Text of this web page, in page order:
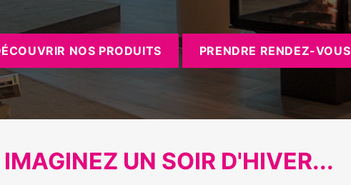
NOS PRODUITS PRENDRE RENDEZ-VOUS
IMAGINEZ UN SOIR D'HIVER...